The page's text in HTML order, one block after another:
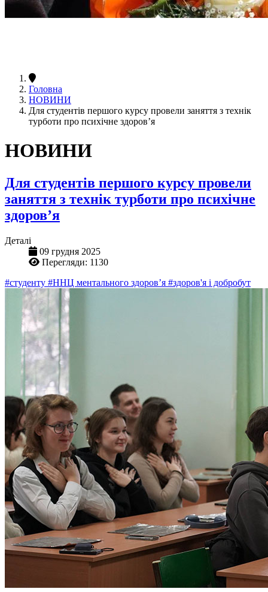
Головна
НОВИНИ
Для студентів першого курсу провели заняття з технік
турботи про психічне здоров’я
НОВИНИ
Для студентів першого курсу провели
заняття з технік турботи про психічне
здоров’я
Деталі
09 грудня 2025
Перегляди: 1130
#студенту #ННЦ ментального здоров’я #здоров'я і добробут